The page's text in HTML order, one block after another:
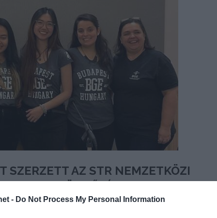
- Do Not Process My Personal Information
SZERZETT AZ STR NEMZETKÖZI
DÖNTŐJÉBEN
2022.11.22.